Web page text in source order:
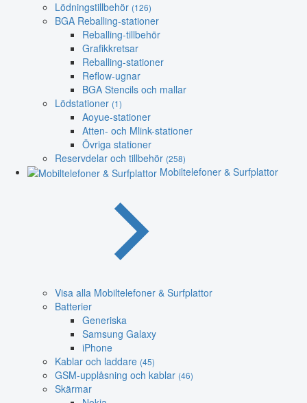
Lödningstillbehör (126)
BGA Reballing-stationer
Reballing-tillbehör
Grafikkretsar
Reballing-stationer
Reflow-ugnar
BGA Stencils och mallar
Lödstationer (1)
Aoyue-stationer
Atten- och Mlink-stationer
Övriga stationer
Reservdelar och tillbehör (258)
Mobiltelefoner & Surfplattor
Visa alla Mobiltelefoner & Surfplattor
Batterier
Generiska
Samsung Galaxy
iPhone
Kablar och laddare (45)
GSM-upplåsning och kablar (46)
Skärmar